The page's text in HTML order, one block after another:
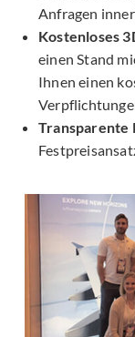
Anfragen
Kostenloses
einen Stand
Ihnen einen
Transparente